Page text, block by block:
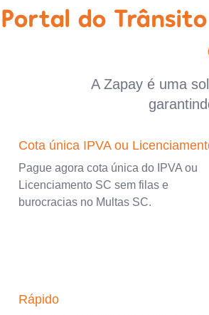
do
A Zapay é uma
Cota única IPVA ou
Pague agora cota única do IPVA ou
Licenciamento SC sem filas e
burocracias no Multas SC.
Rápido